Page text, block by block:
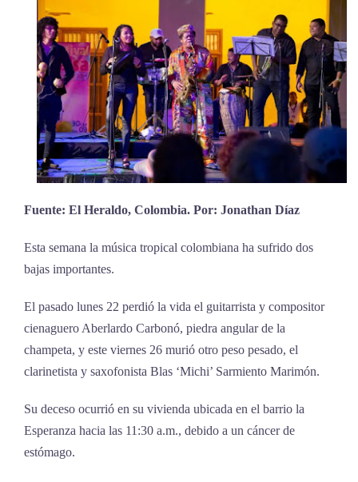
Fuente: El Heraldo, Colombia. Por: Jonathan Díaz
Esta semana la música tropical colombiana ha sufrido dos
bajas importantes.
El pasado lunes 22 perdió la vida el guitarrista y compositor
cienaguero Aberlardo Carbonó, piedra angular de la
champeta, y este viernes 26 murió otro peso pesado, el
clarinetista y saxofonista Blas ‘Michi’ Sarmiento Marimón.
Su deceso ocurrió en su vivienda ubicada en el barrio la
Esperanza hacia las 11:30 a.m., debido a un cáncer de
estómago.